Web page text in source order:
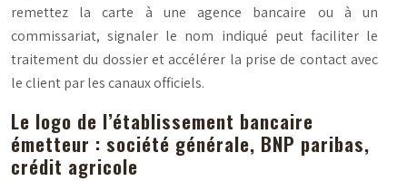
remettez la carte à une agence bancaire ou à un
commissariat, signaler le nom indiqué peut faciliter le
traitement du dossier et accélérer la prise de contact avec
le client par les canaux officiels.
Le logo de l’établissement bancaire
émetteur : société générale, BNP paribas,
crédit agricole